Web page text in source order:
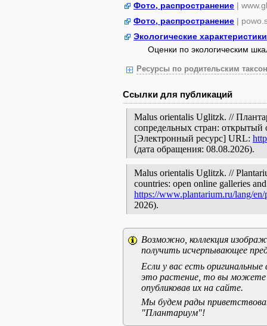
Фото, распространение |
Фото, распространение |
Экологические характеристики
Оценки по экологическим
Ресурсы по родительским
Ссылки для публикаций
Malus orientalis Uglitzk. //
сопредельных стран: открытый
[Электронный ресурс] URL:
(дата обращения: 08.08.2026).
Malus orientalis Uglitzk. //
countries: open online galleries
https://www.plantarium.ru/lang/
2026).
Возможно, коллекция
получить исчерпывающее
Если у вас есть
это растение, то вы можете
опубликовав их на сайте.
Мы будем рады
"Плантариум"!